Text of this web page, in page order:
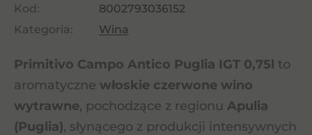
Kod:
8002793036152
Kategoria:
Wina
Primitivo Campo Antico Puglia IGT 0,75l to
aromatyczne włoskie czerwone wino
wytrawne, pochodzące z regionu Apulia
(Puglia), słynącego z produkcji intensywnych